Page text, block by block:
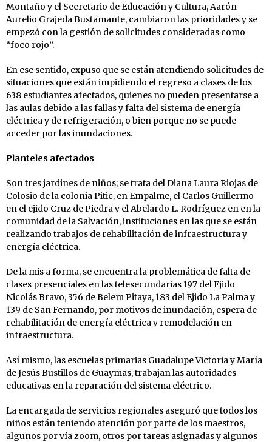
Montaño y el Secretario de Educación y Cultura, Aarón
Aurelio Grajeda Bustamante, cambiaron las prioridades y se
empezó con la gestión de solicitudes consideradas como
“foco rojo”.
En ese sentido, expuso que se están atendiendo solicitudes de
situaciones que están impidiendo el regreso a clases de los
638 estudiantes afectados, quienes no pueden presentarse a
las aulas debido a las fallas y falta del sistema de energía
eléctrica y de refrigeración, o bien porque no se puede
acceder por las inundaciones.
Planteles afectados
Son tres jardines de niños; se trata del Diana Laura Riojas de
Colosio de la colonia Pitic, en Empalme, el Carlos Guillermo
en el ejido Cruz de Piedra y el Abelardo L. Rodríguez en en la
comunidad de la Salvación, instituciones en las que se están
realizando trabajos de rehabilitación de infraestructura y
energía eléctrica.
De la mis a forma, se encuentra la problemática de falta de
clases presenciales en las telesecundarias 197 del Ejido
Nicolás Bravo, 356 de Belem Pitaya, 183 del Ejido La Palma y
139 de San Fernando, por motivos de inundación, espera de
rehabilitación de energía eléctrica y remodelación en
infraestructura.
Así mismo, las escuelas primarias Guadalupe Victoria y María
de Jesús Bustillos de Guaymas, trabajan las autoridades
educativas en la reparación del sistema eléctrico.
La encargada de servicios regionales aseguró que todos los
niños están teniendo atención por parte de los maestros,
algunos por vía zoom, otros por tareas asignadas y algunos